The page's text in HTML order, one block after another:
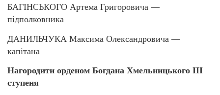
БАГІНСЬКОГО Артема Григоровича —
підполковника
ДАНИЛЬЧУКА Максима Олександровича —
капітана
Нагородити орденом Богдана Хмельницького ІІІ
ступеня